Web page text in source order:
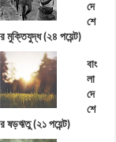
দে
শে
র মুক্তিযুদ্ধ (২৪ পয়েন্ট)
বাং
লা
দে
শে
র ষড়ঋতু (২১ পয়েন্ট)